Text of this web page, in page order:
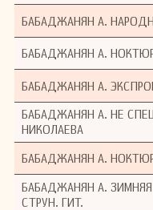
БАБАДЖАНЯН А.
БАБАДЖАНЯН А.
БАБАДЖАНЯН А.
БАБАДЖАНЯН А. НЕ
НИКОЛАЕВА
БАБАДЖАНЯН А.
БАБАДЖАНЯН А.
СТРУН. ГИТ.